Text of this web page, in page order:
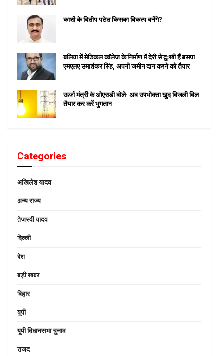
काशी के दिलीप पटेल किसका विकल्प बनेंगे?
बलिया में मेडिकल कॉलेज के निर्माण में देरी से दुःखी हैं बसपा
एमएलए उमाशंकर सिंह, अपनी जमीन दान करने को तैयार
ऊर्जा मंत्री के ओएसडी बोले- अब उपभोक्ता खुद बिजली बिल
तैयार कर करें भुगतान
Categories
अखिलेश यादव
अन्य राज्य
तेजस्वी यादव
दिल्ली
देश
बड़ी खबर
बिहार
यूपी
यूपी विधानसभा चुनाव
राजद